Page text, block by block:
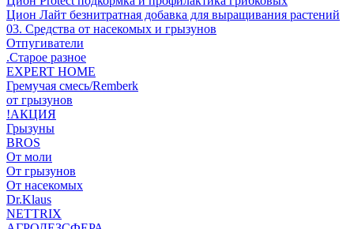
Цион Лайт безнитратная добавка для выращивания растений
03. Средства от насекомых и грызунов
Отпугиватели
.Старое разное
EXPERT HOME
Гремучая смесь/Remberk
от грызунов
!АКЦИЯ
Грызуны
BROS
От моли
От грызунов
От насекомых
Dr.Klaus
NETTRIX